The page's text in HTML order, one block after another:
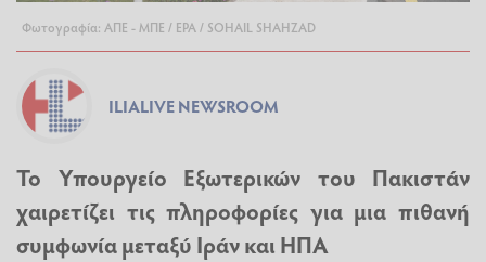
Φωτογραφία: ΑΠΕ - ΜΠΕ / EPA / SOHAIL SHAHZAD
ILIALIVE NEWSROOM
Το Υπουργείο Εξωτερικών του Πακιστάν
χαιρετίζει τις πληροφορίες για μια πιθανή
συμφωνία μεταξύ Ιράν και ΗΠΑ